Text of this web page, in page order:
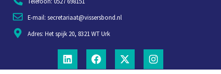
E-mail: secretariaat@vissersbond.nl
Adres: Het spijk 20, 8321 WT Urk